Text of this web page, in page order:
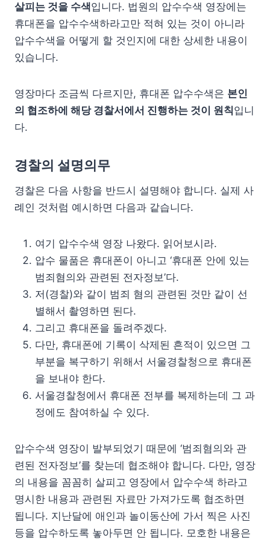
살피는 것을 수색입니다. 법원의 압수수색 영장에는
휴대폰을 압수수색하라고만 적혀 있는 것이 아니라
압수수색을 어떻게 할 것인지에 대한 상세한 내용이
있습니다.
영장마다 조금씩 다르지만, 휴대폰 압수수색은 본인
의 협조하에 해당 경찰서에서 진행하는 것이 원칙입니
다.
경찰의 설명의무
경찰은 다음 사항을 반드시 설명해야 합니다. 실제 사
례인 것처럼 예시하면 다음과 같습니다.
여기 압수수색 영장 나왔다. 읽어보시라.
압수 물품은 휴대폰이 아니고 ‘휴대폰 안에 있는
범죄혐의와 관련된 전자정보’다.
저(경찰)와 같이 범죄 혐의 관련된 것만 같이 선
별해서 촬영하면 된다.
그리고 휴대폰을 돌려주겠다.
다만, 휴대폰에 기록이 삭제된 흔적이 있으면 그
부분을 복구하기 위해서 서울경찰청으로 휴대폰
을 보내야 한다.
서울경찰청에서 휴대폰 전부를 복제하는데 그 과
정에도 참여하실 수 있다.
압수수색 영장이 발부되었기 때문에 ‘범죄혐의와 관
련된 전자정보’를 찾는데 협조해야 합니다. 다만, 영장
의 내용을 꼼꼼히 살피고 영장에서 압수수색 하라고
명시한 내용과 관련된 자료만 가져가도록 협조하면
됩니다. 지난달에 애인과 놀이동산에 가서 찍은 사진
등을 압수하도록 놓아두면 안 됩니다. 모호한 내용은